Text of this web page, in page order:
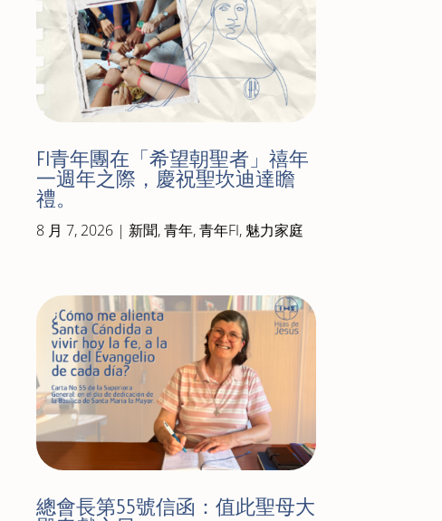
FI青年團在「希望朝聖者」禧年
一週年之際，慶祝聖坎迪達瞻
禮。
8 月 7, 2026| 新聞,青年,青年FI, 魅力家庭
總會長第55號信函：值此聖母大